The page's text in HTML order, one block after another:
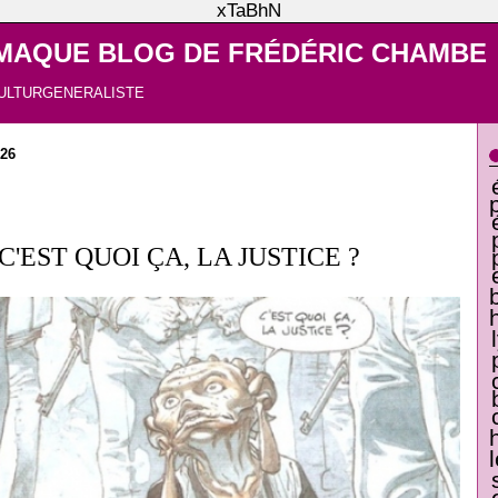
xTaBhN
BLOG DE FRÉDÉRIC CHAMBE
QUOI ÇA, LA JUSTICE ?